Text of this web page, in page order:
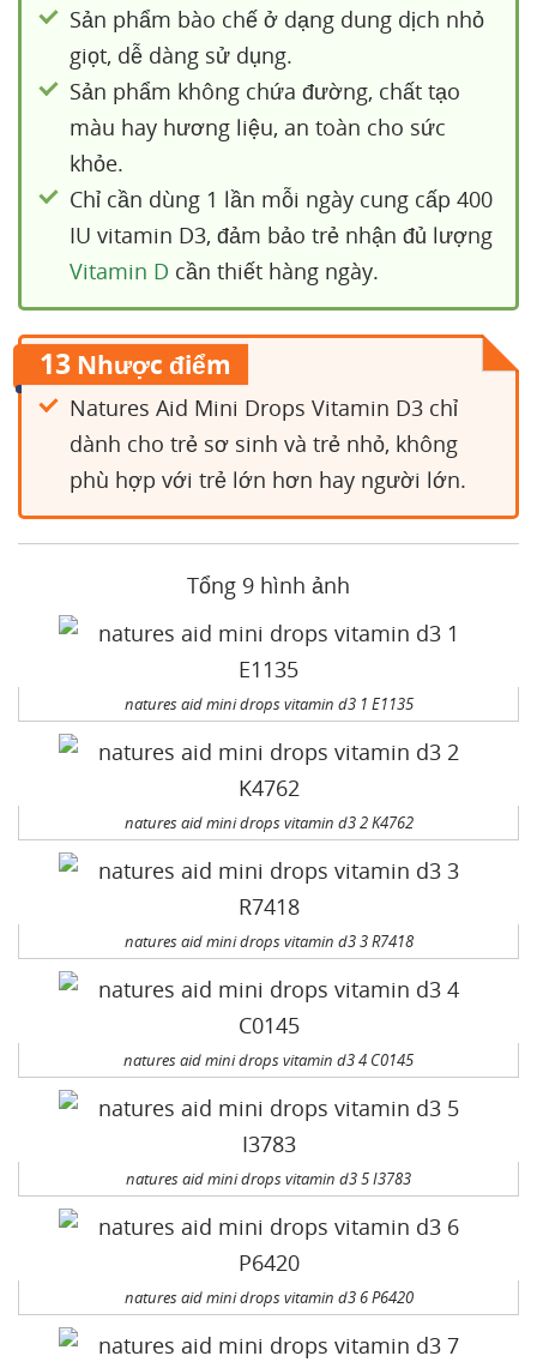
Sản phẩm bào chế ở dạng dung dịch nhỏ
giọt, dễ dàng sử dụng.
Sản phẩm không chứa đường, chất tạo
màu hay hương liệu, an toàn cho sức
khỏe.
Chỉ cần dùng 1 lần mỗi ngày cung cấp 400
IU vitamin D3, đảm bảo trẻ nhận đủ lượng
Vitamin D cần thiết hàng ngày.
13 Nhược điểm
Natures Aid Mini Drops Vitamin D3 chỉ
dành cho trẻ sơ sinh và trẻ nhỏ, không
phù hợp với trẻ lớn hơn hay người lớn.
Tổng 9 hình ảnh
natures aid mini drops vitamin d3 1 E1135
natures aid mini drops vitamin d3 2 K4762
natures aid mini drops vitamin d3 3 R7418
natures aid mini drops vitamin d3 4 C0145
natures aid mini drops vitamin d3 5 I3783
natures aid mini drops vitamin d3 6 P6420